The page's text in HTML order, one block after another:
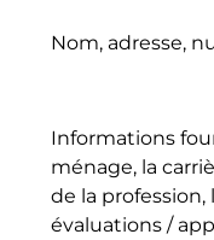
Nom, adresse,
Informations
ménage, la
de la
évaluations /